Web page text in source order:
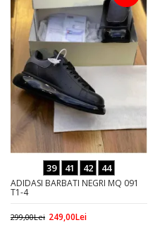
39 41 42 44
ADIDASI BARBATI NEGRI MQ 091
T1-4
299,00Lei 249,00Lei